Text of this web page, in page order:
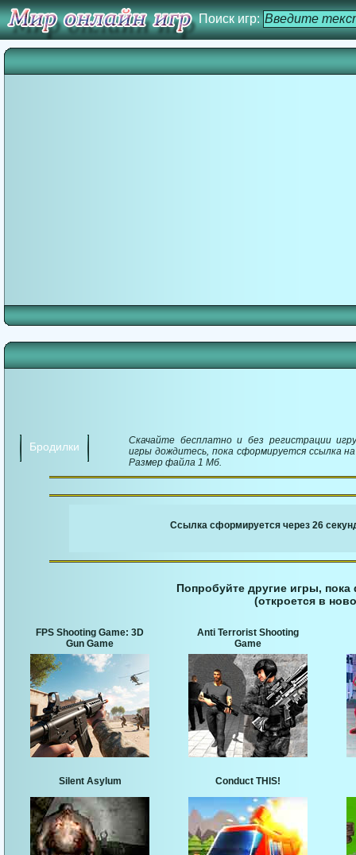
Поиск игр:
Бродилки
Скачайте бесплатно и без регистрации
игры дождитесь, пока сформируется ссылка
Размер файла 1 Мб.
Ссылка сформируется через 26
Попробуйте другие игры,
(откроется в
FPS Shooting Game: 3D
Gun Game
Anti Terrorist Shooting
Game
Silent Asylum Conduct THIS!